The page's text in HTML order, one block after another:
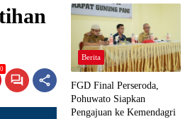
Berita
FGD Final Perseroda,
Pohuwato Siapkan
Pengajuan ke Kemendagri